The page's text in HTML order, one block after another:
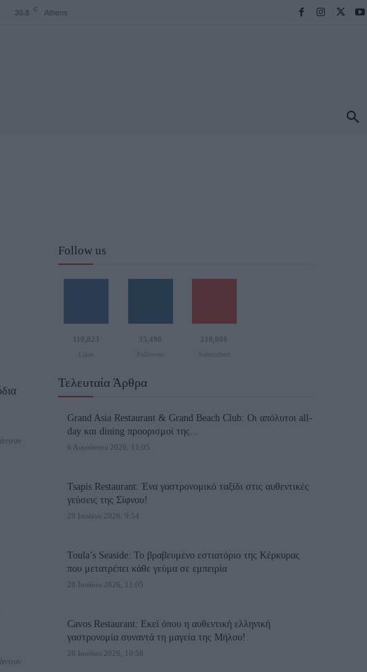
30.8 C Athens
Follow us
110,023 35,490 218,000
Τελευταία Άρθρα
Grand Asia Restaurant & Grand Beach Club: Οι απόλυτοι all-
day και dining προορισμοί της...
6 Αυγούστου 2026, 11:05
Tsapis Restaurant: Ένα γαστρονομικό ταξίδι στις αυθεντικές
γεύσεις της Σίφνου!
29 Ιουλίου 2026, 9:54
Toula’s Seaside: Το βραβευμένο εστιατόριο της Κέρκυρας
που μετατρέπει κάθε γεύμα σε εμπειρία
28 Ιουλίου 2026, 11:05
Cavos Restaurant: Εκεί όπου η αυθεντική ελληνική
γαστρονομία συναντά τη μαγεία της Μήλου!
28 Ιουλίου 2026, 10:58